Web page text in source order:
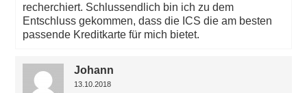
recherchiert. Schlussendlich bin ich zu dem
Entschluss gekommen, dass die ICS die am besten
passende Kreditkarte für mich bietet.
Johann
13.10.2018